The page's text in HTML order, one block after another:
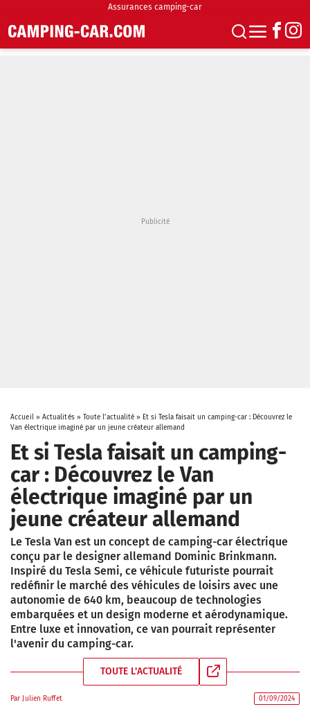
Assurances camping-car
Accueil» Actualités» Toute l'actualité » Et si Tesla faisait un camping-car : Découvrez le
Van électrique imaginé par un jeune créateur allemand
Et si Tesla faisait un camping-
car : Découvrez le Van
électrique imaginé par un
jeune créateur allemand
Le Tesla Van est un concept de camping-car électrique
conçu par le designer allemand Dominic Brinkmann.
Inspiré du Tesla Semi, ce véhicule futuriste pourrait
redéfinir le marché des véhicules de loisirs avec une
autonomie de 640 km, beaucoup de technologies
embarquées et un design moderne et aérodynamique.
Entre luxe et innovation, ce van pourrait représenter
l'avenir du camping-car.
TOUTE L'ACTUALITÉ
Par Julien Ruffet 01/09/2024